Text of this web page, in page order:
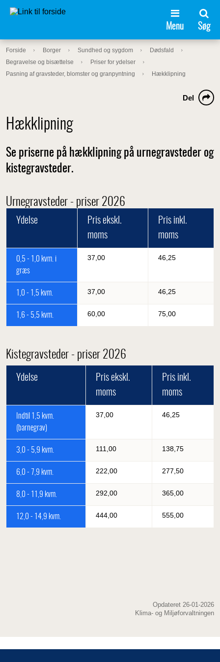
Menu Søg
Forside Borger Sundhed og sygdom
Dødsfald
Begravelse og bisættelse
Priser for ydelser
Pasning af gravsteder, blomster og granpyntning
Hækklipning
Hækklipning
Del
Se priserne på hækklipning på urnegravsteder og
kistegravsteder.
Urnegravsteder - priser 2026
Ydelse
Pris ekskl.
moms
Pris inkl.
moms
0,5 - 1,0 kvm. i
græs
37,00 46,25
1,0 - 1,5 kvm. 37,00 46,25
1,6 - 5,5 kvm. 60,00 75,00
Kistegravsteder - priser 2026
Ydelse
Pris ekskl.
moms
Pris inkl.
moms
Indtil 1,5 kvm.
(barnegrav)
37,00 46,25
3,0 - 5,9 kvm. 111,00 138,75
6,0 - 7,9 kvm. 222,00 277,50
8,0 - 11,9 kvm. 292,00 365,00
12,0 - 14,9 kvm. 444,00 555,00
Opdateret 26-01-2026
Klima- og Miljøforvaltningen